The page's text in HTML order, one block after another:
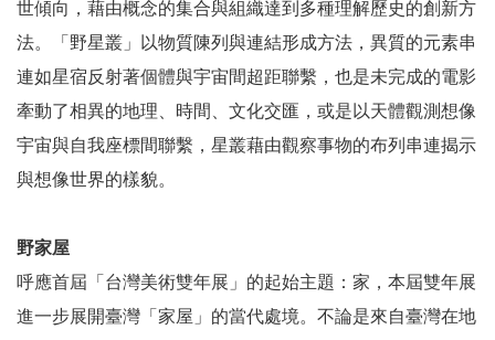
世傾向，藉由概念的集合與組織達到多種理解歷史的創新方
法。「野星叢」以物質陳列與連結形成方法，異質的元素串
連如星宿反射著個體與宇宙間超距聯繫，也是未完成的電影
牽動了相異的地理、時間、文化交匯，或是以天體觀測想像
宇宙與自我座標間聯繫，星叢藉由觀察事物的布列串連揭示
與想像世界的樣貌。
野家屋
呼應首屆「台灣美術雙年展」的起始主題：家，本屆雙年展
進一步展開臺灣「家屋」的當代處境。不論是來自臺灣在地